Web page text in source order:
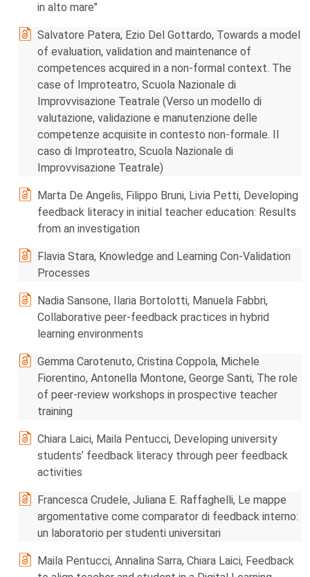
in alto mare"
Salvatore Patera, Ezio Del Gottardo, Towards a model
of evaluation, validation and maintenance of
competences acquired in a non-formal context. The
case of Improteatro, Scuola Nazionale di
Improvvisazione Teatrale (Verso un modello di
valutazione, validazione e manutenzione delle
competenze acquisite in contesto non-formale. Il
caso di Improteatro, Scuola Nazionale di
Improvvisazione Teatrale)
Marta De Angelis, Filippo Bruni, Livia Petti, Developing
feedback literacy in initial teacher education: Results
from an investigation
Flavia Stara, Knowledge and Learning Con-Validation
Processes
Nadia Sansone, Ilaria Bortolotti, Manuela Fabbri,
Collaborative peer-feedback practices in hybrid
learning environments
Gemma Carotenuto, Cristina Coppola, Michele
Fiorentino, Antonella Montone, George Santi, The role
of peer-review workshops in prospective teacher
training
Chiara Laici, Maila Pentucci, Developing university
students’ feedback literacy through peer feedback
activities
Francesca Crudele, Juliana E. Raffaghelli, Le mappe
argomentative come comparator di feedback interno:
un laboratorio per studenti universitari
Maila Pentucci, Annalina Sarra, Chiara Laici, Feedback